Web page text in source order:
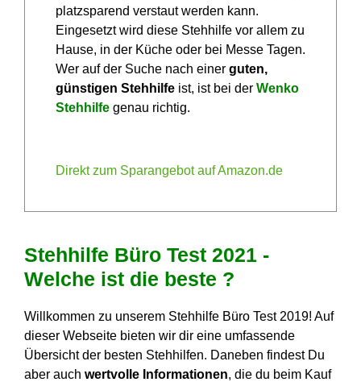
platzsparend verstaut werden kann.
Eingesetzt wird diese Stehhilfe vor allem zu
Hause, in der Küche oder bei Messe Tagen.
Wer auf der Suche nach einer guten,
günstigen Stehhilfeist, ist bei der Wenko
Stehhilfegenau richtig.
Direkt zum Sparangebot auf Amazon.de
Stehhilfe Büro Test 2021 -
Welche ist die beste ?
Willkommen zu unserem Stehhilfe Büro Test 2019! Auf
dieser Webseite bieten wir dir eine umfassende
Übersicht der besten Stehhilfen. Daneben findest Du
aber auch wertvolle Informationen, die du beim Kauf